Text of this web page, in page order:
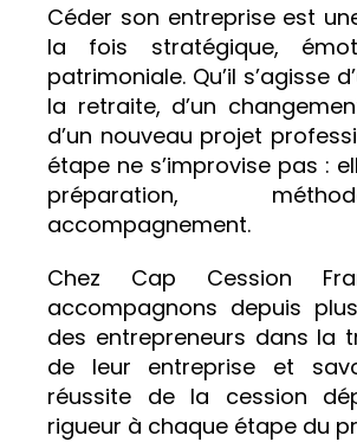
Céder son entreprise est
la fois stratégique,
patrimoniale. Qu’il s’agisse
la retraite, d’un
d’un nouveau projet
étape ne s’improvise pas :
préparation,
accompagnement.
Chez Cap Cession
accompagnons depuis
des entrepreneurs dans la
de leur entreprise et
réussite de la cession
rigueur à chaque étape du